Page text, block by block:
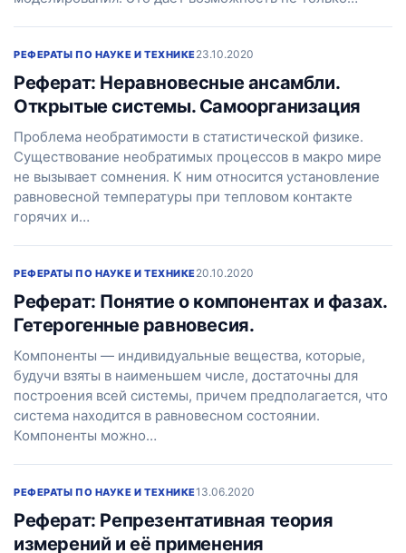
РЕФЕРАТЫ ПО НАУКЕ И ТЕХНИКЕ23.10.2020
Реферат: Неравновесные ансамбли.
Открытые системы. Самоорганизация
Проблема необратимости в статистической физике.
Существование необратимых процессов в макро мире
не вызывает сомнения. К ним относится установление
равновесной температуры при тепловом контакте
горячих и…
РЕФЕРАТЫ ПО НАУКЕ И ТЕХНИКЕ20.10.2020
Реферат: Понятие о компонентах и фазах.
Гетерогенные равновесия.
Компоненты — индивидуальные вещества, которые,
будучи взяты в наименьшем числе, достаточны для
построения всей системы, причем предполагается, что
система находится в равновесном состоянии.
Компоненты можно…
РЕФЕРАТЫ ПО НАУКЕ И ТЕХНИКЕ13.06.2020
Реферат: Репрезентативная теория
измерений и её применения